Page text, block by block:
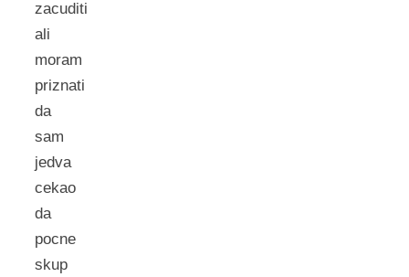
zacuditi
ali
moram
priznati
da
sam
jedva
cekao
da
pocne
skup